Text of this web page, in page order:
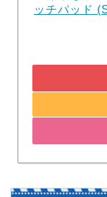
ッチパッド